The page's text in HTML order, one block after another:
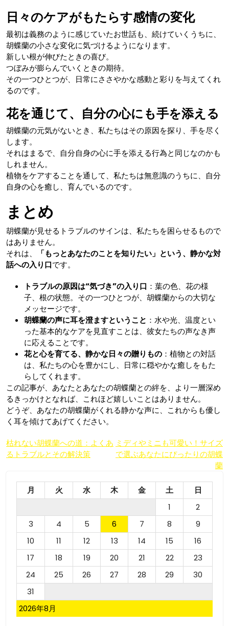
日々のケアがもたらす感情の変化
最初は義務のように感じていたお世話も、続けていくうちに、
胡蝶蘭の小さな変化に気づけるようになります。
新しい根が伸びたときの喜び。
つぼみが膨らんでいくときの期待。
その一つひとつが、日常にささやかな感動と彩りを与えてくれ
るのです。
花を通じて、自分の心にも手を添える
胡蝶蘭の元気がないとき、私たちはその原因を探り、手を尽く
します。
それはまるで、自分自身の心に手を添える行為と同じなのかも
しれません。
植物をケアすることを通して、私たちは無意識のうちに、自分
自身の心を癒し、育んでいるのです。
まとめ
胡蝶蘭が見せるトラブルのサインは、私たちを困らせるもので
はありません。
それは、
「もっとあなたのことを知りたい」という、静かな対
話への入り口です。
トラブルの原因は“気づき”の入り口 ：葉の色、花の様
子、根の状態。その一つひとつが、胡蝶蘭からの大切な
メッセージです。
胡蝶蘭の声に耳を澄ますということ ：水や光、温度とい
った基本的なケアを見直すことは、彼女たちの声なき声
に応えることです。
花と心を育てる、静かな日々の贈りもの ：植物との対話
は、私たちの心を豊かにし、日常に穏やかな癒しをもた
らしてくれます。
この記事が、あなたとあなたの胡蝶蘭との絆を、より一層深め
るきっかけとなれば、これほど嬉しいことはありません。
どうぞ、あなたの胡蝶蘭がくれる静かな声に、これからも優し
く耳を傾けてあげてください。
投
稿
ナ
ビ
ゲ
ー
シ
枯れない胡蝶蘭への道：よくあ
るトラブルとその解決策
ミディやミニも可愛い！サイズ
で選ぶあなたにぴったりの胡蝶
蘭
2026年8月
月 火 水 木 金 土
日
1
2
3
4 5 6 7 8
9
10
11 12 13 14 15
16
17
18 19 20 21 22
23
24
25 26 27 28 29
30
31